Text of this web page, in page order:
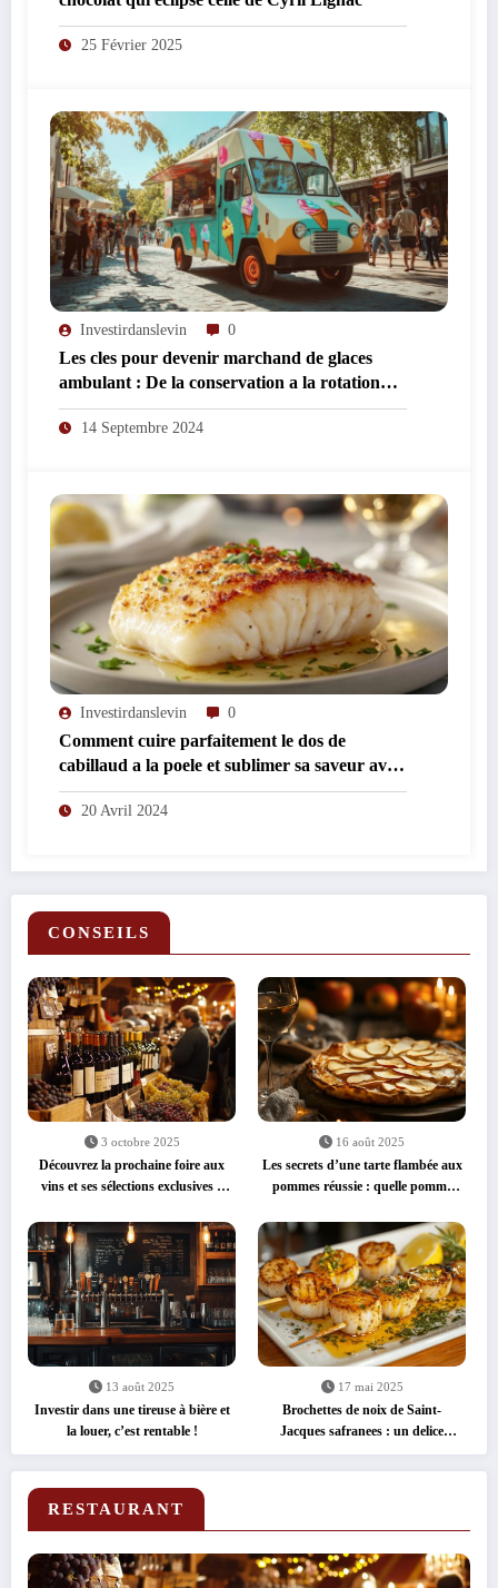
CONSEILS
3 octobre 2025
Découvrez la prochaine foire aux
vins et ses sélections exclusives à
16 août 2025
Les secrets d’une tarte flambée aux
pommes réussie : quelle pomme
13 août 2025
Investir dans une tireuse à bière et
la louer, c’est rentable !
17 mai 2025
Brochettes de noix de Saint-
Jacques safranees : un delice
express
RESTAURANT
25 Février 2025
Investirdanslevin 0
Les cles pour devenir marchand de glaces
ambulant : De la conservation a la rotation
des stocks
14 Septembre 2024
Investirdanslevin 0
Comment cuire parfaitement le dos de
cabillaud a la poele et sublimer sa saveur avec
du thym et du romarin
20 Avril 2024